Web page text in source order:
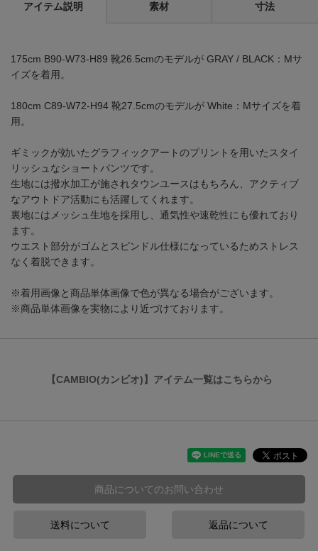
アイテム説明 素材 寸法
175cm B90-W73-H89 靴26.5cmのモデルが GRAY / BLACK：Mサ
イズを着用。
180cm C89-W72-H94 靴27.5cmのモデルが White：Mサイズを着
用。
ギミックが効いたグラフィックアートのプリントを用いたスタイ
リッシュなショートパンツです。
生地には撥水加工が施されタウンユースはもちろん、アクティブ
なアウトドア活動にも活躍してくれます。
裏地にはメッシュ生地を採用し、通気性や速乾性にも優れており
ます。
ウエスト部分がゴムとスピンドル仕様になっているためストレス
なく着脱できます。
※着用画像と商品単体画像で色が異なる場合がございます。
※商品単体画像を実物により近づけております。
【CAMBIO(カンビオ)】アイテム一覧はこちらから
商品についてのお問い合わせ
送料について 返品について